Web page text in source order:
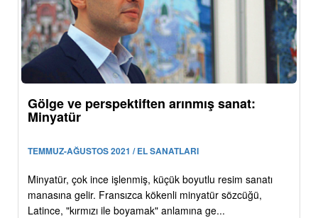
Gölge ve perspektiften arınmış sanat:
Minyatür
TEMMUZ-AĞUSTOS 2021 / EL SANATLARI
Minyatür, çok ince işlenmiş, küçük boyutlu resim sanatı
manasına gelir. Fransızca kökenli minyatür sözcüğü,
Latince, "kırmızı ile boyamak" anlamına ge...